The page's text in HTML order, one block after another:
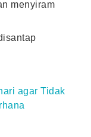
menyiram
agar Tidak